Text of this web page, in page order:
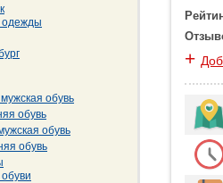
одежды
обувь
обувь
обувь
обувь
+